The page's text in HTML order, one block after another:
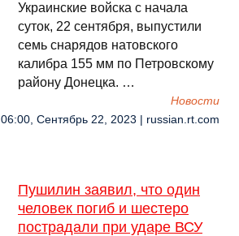
Украинские войска с начала
суток, 22 сентября, выпустили
семь снарядов натовского
калибра 155 мм по Петровскому
району Донецка. …
Новости
06:00, Сентябрь 22, 2023 | russian.rt.com
Пушилин заявил, что один
человек погиб и шестеро
пострадали при ударе ВСУ